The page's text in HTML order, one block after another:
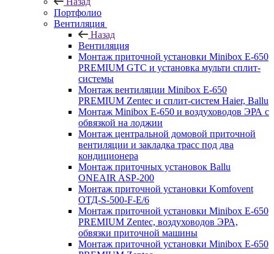
Портфолио
Вентиляция
Назад
Вентиляция
Монтаж приточной установки Minibox E-650
PREMIUM GTC и установка мульти сплит-
системы
Монтаж вентиляции Minibox E-650
PREMIUM Zentec и сплит-систем Haier, Ballu
Монтаж Minibox E-650 и воздуховодов ЭРА с
обвязкой на лоджии
Монтаж центральной домовой приточной
вентиляции и закладка трасс под два
кондиционера
Монтаж приточных установок Ballu
ONEAIR ASP-200
Монтаж приточной установки Komfovent
ОТД-S-500-F-E/6
Монтаж приточной установки Minibox E-650
PREMIUM Zentec, воздуховодов ЭРА,
обвязки приточной машины
Монтаж приточной установки Minibox E-650